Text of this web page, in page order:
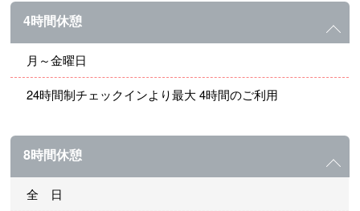
4時間休憩
月～金曜日
24時間制チェックインより最大 4時間のご利用
8時間休憩
全 日